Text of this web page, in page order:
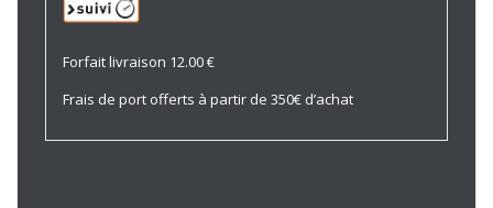
Forfait livraison 12.00 €
Frais de port offerts à partir de 350€ d’achat